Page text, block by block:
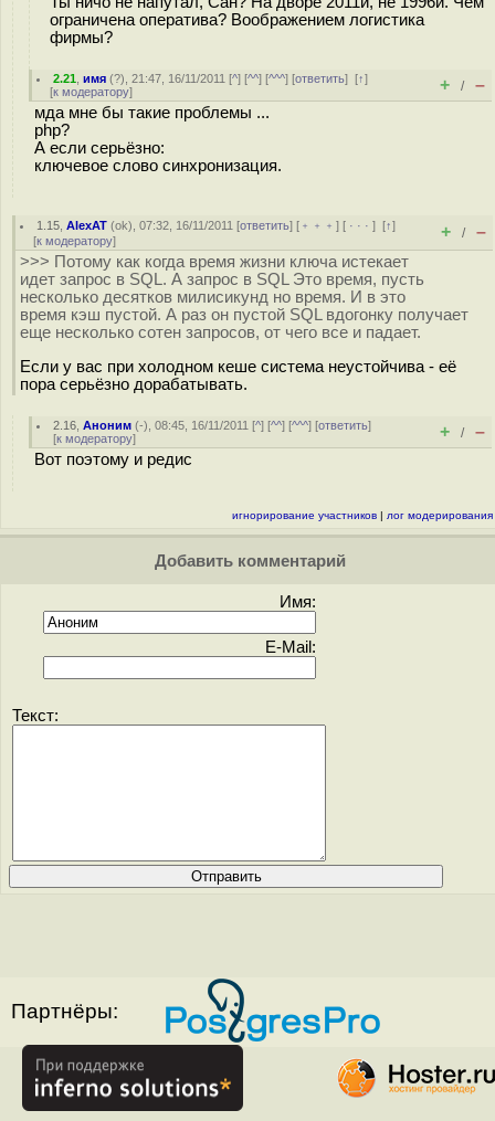
ограничена оператива? Воображением логистика
фирмы?
2.21 ,имя (?), 21:47, 16/11/2011 [^] [^^] [^^^] [ответить][↑]
[к модератору] + / –
мда мне бы такие проблемы ...
php?
А если серьёзно:
ключевое слово синхронизация.
1.15 ,AlexAT (ok), 07:32, 16/11/2011 [ответить] [ ﹢﹢﹢] [ · · ·][↑]
[к модератору] + / –
>>> Потому как когда время жизни ключа истекает
идет запрос в SQL. А запрос в SQL Это время, пусть
несколько десятков милисикунд но время. И в это
время кэш пустой. А раз он пустой SQL вдогонку получает
еще несколько сотен запросов, от чего все и падает.
Если у вас при холодном кеше система неустойчива - её
пора серьёзно дорабатывать.
2.16 ,Аноним (-), 08:45, 16/11/2011 [^] [^^] [^^^] [ответить]
[к модератору] + / –
Вот поэтому и редис
игнорирование участников | лог модерирования
Добавить комментарий
Имя:
E-Mail:
Текст:
Партнёры: